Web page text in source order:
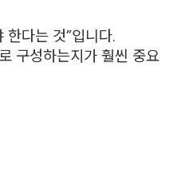
한다는 것”입니다.
구성하는지가 훨씬 중요